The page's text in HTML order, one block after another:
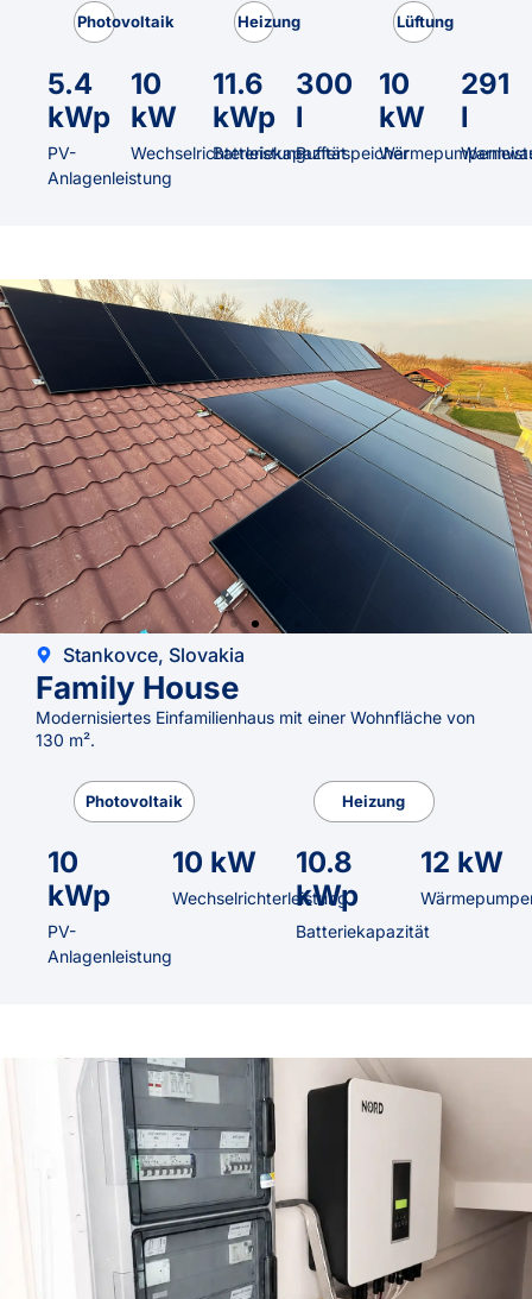
Photovoltaik Heizung Lüftung
5.4
kWp
PV-
Anlagenleistung
10
kW
Wechselrichterleistung
11.6
kWp
Batteriekapazität
300
l
Pufferspeicher
10
kW
291
l
Stankovce, Slovakia
Family House
Modernisiertes Einfamilienhaus mit einer Wohnfläche von
130 m².
Photovoltaik Heizung
10
kWp
PV-
Anlagenleistung
10 kW
Wechselrichterleistung
10.8
kWp
Batteriekapazität
12 kW